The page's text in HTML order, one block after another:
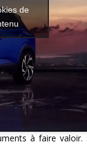
de
à faire valoir.